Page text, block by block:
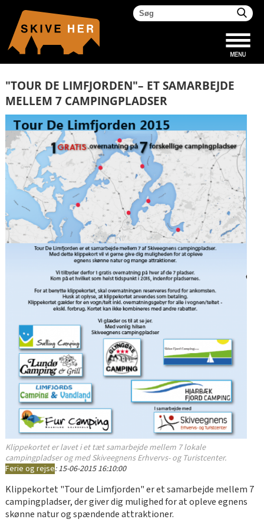
"TOUR DE LIMFJORDEN"– ET SAMARBEJDE
MELLEM 7 CAMPINGPLADSER
Klippekortet er lavet i et tæt samarbejde mellem 7 lokale
campingpladser og med Skiveegnens Erhvervs- og Turistcenter.
Ferie og rejse:15-06-2015 16:10:00
Klippekortet "Tour de Limfjorden" er et samarbejde mellem 7
campingpladser, der giver dig mulighed for at opleve egnens
skønne natur og spændende attraktioner.